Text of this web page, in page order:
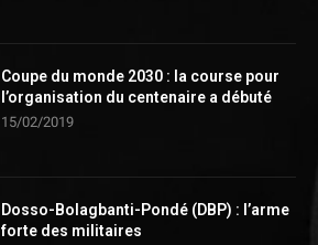
Coupe du monde 2030 : la course pour
l’organisation du centenaire a débuté
15/02/2019
Dosso-Bolagbanti-Pondé (DBP) : l’arme
forte des militaires